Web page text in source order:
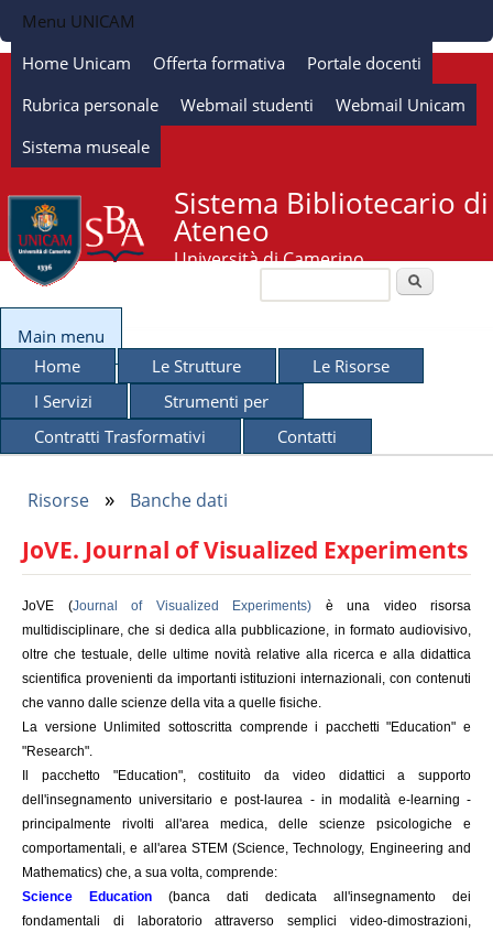
Menu UNICAM
Home Unicam
Offerta formativa
Portale docenti
Rubrica personale
Webmail studenti
Webmail Unicam
Sistema museale
Sistema Bibliotecario di
Ateneo
Università di Camerino
Form di ricerca
Main menu
Home
Le Strutture
Le Risorse
I Servizi
Strumenti per
Contratti Trasformativi
Contatti
Risorse » Banche dati
JoVE. Journal of Visualized Experiments
JoVE (Journal of Visualized Experiments) è una video risorsa
multidisciplinare, che si dedica alla pubblicazione, in formato audiovisivo,
oltre che testuale, delle ultime novità relative alla ricerca e alla didattica
scientifica provenienti da importanti istituzioni internazionali, con contenuti
che vanno dalle scienze della vita a quelle fisiche.
La versione Unlimited sottoscritta comprende i pacchetti "Education" e
"Research".
Il pacchetto "Education", costituito da video didattici a supporto
dell'insegnamento universitario e post-laurea - in modalità e-learning -
principalmente rivolti all'area medica, delle scienze psicologiche e
comportamentali, e all'area STEM (Science, Technology, Engineering and
Mathematics) che, a sua volta, comprende:
Science Education (banca dati dedicata all'insegnamento dei
fondamentali di laboratorio attraverso semplici video-dimostrazioni,